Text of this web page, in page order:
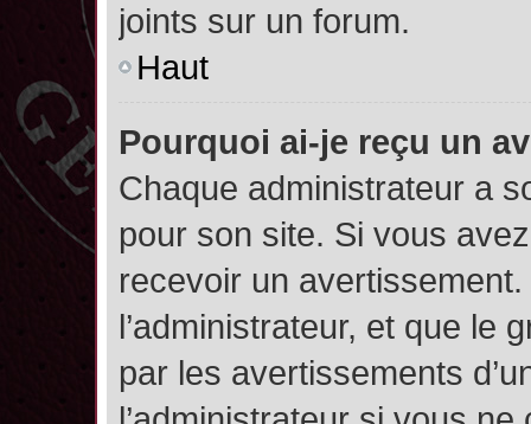
joints sur un forum.
Haut
Pourquoi ai-je reçu un
Chaque administrateur a
pour son site. Si vous
recevoir un
l’administrateur, et que le
par les avertissements